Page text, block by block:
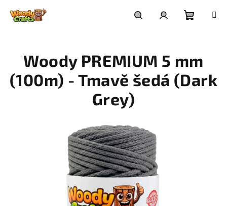
košík
Woody PREMIUM 5 mm
(100m) - Tmavě šedá (Dark
Grey)